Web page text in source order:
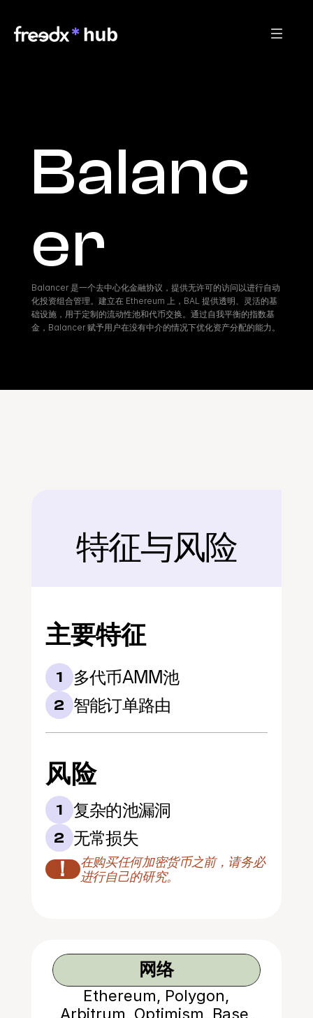
Balanc
er
Balancer 是一个去中心化金融协议，提供无许可的访问以进行自动
化投资组合管理。建立在 Ethereum 上，BAL 提供透明、灵活的基
础设施，用于定制的流动性池和代币交换。通过自我平衡的指数基
金，Balancer 赋予用户在没有中介的情况下优化资产分配的能力。
后面
特征与风险
主要特征
1 多代币AMM池
2 智能订单路由
风险
1 复杂的池漏洞
2 无常损失
！
在购买任何加密货币之前，请务必
进行自己的研究。
网络
Ethereum, Polygon,
Arbitrum, Optimism, Base,